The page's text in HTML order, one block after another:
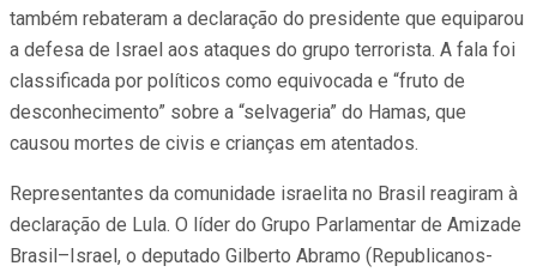
também rebateram a declaração do presidente que equiparou
a defesa de Israel aos ataques do grupo terrorista. A fala foi
classificada por políticos como equivocada e “fruto de
desconhecimento” sobre a “selvageria” do Hamas, que
causou mortes de civis e crianças em atentados.
Representantes da comunidade israelita no Brasil reagiram à
declaração de Lula. O líder do Grupo Parlamentar de Amizade
Brasil–Israel, o deputado Gilberto Abramo (Republicanos-